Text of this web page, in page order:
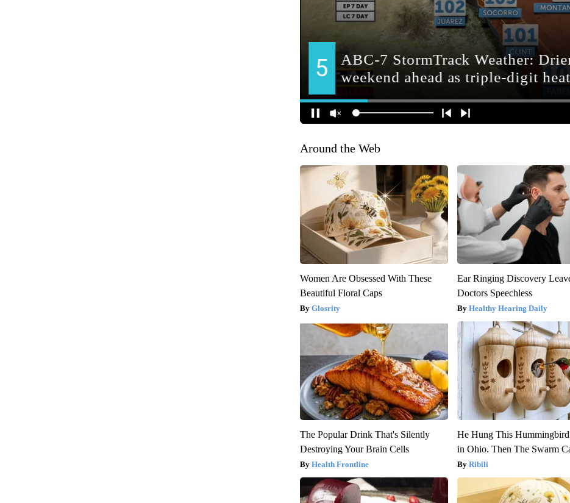
Around the Web
Women Are Obsessed With These
Beautiful Floral Caps
Glosrity
Ear Ringing Discovery
Doctors Speechless
Healthy Hearing Daily
The Popular Drink That's Silently
Destroying Your Brain Cells
Health Frontline
He Hung This
in Ohio. Then The Swarm
Ribili